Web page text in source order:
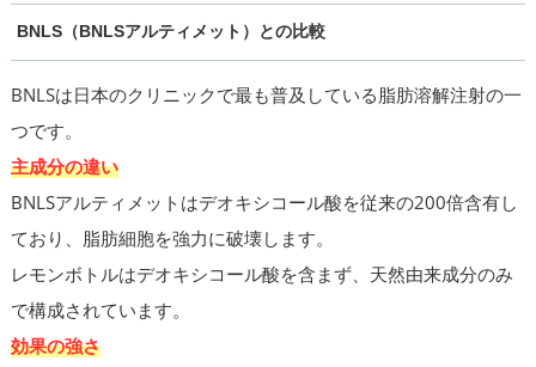
BNLS（BNLSアルティメット）との比較
BNLSは日本のクリニックで最も普及している脂肪溶解注射の一
つです。
主成分の違い
BNLSアルティメットはデオキシコール酸を従来の200倍含有し
ており、脂肪細胞を強力に破壊します。
レモンボトルはデオキシコール酸を含まず、天然由来成分のみ
で構成されています。
効果の強さ